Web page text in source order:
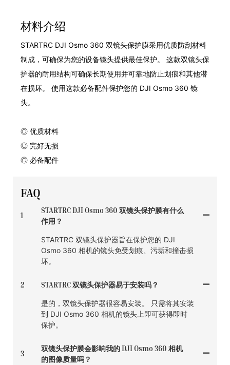
材料介绍
STARTRC DJI Osmo 360 双镜头保护膜采用优质防刮材料
制成，可确保为您的设备镜头提供最佳保护。 这款双镜头保
护器的耐用结构可确保长期使用并可靠地防止划痕和其他潜
在损坏。 使用这款必备配件保护您的 DJI Osmo 360 镜
头。
◎ 优质材料
◎ 完好无损
◎ 必备配件
FAQ
1
STARTRC DJI Osmo 360 双镜头保护膜有什么
作用？
STARTRC 双镜头保护器旨在保护您的 DJI
Osmo 360 相机的镜头免受划痕、污垢和撞击损
坏。
2 STARTRC 双镜头保护器易于安装吗？
是的，双镜头保护器很容易安装。 只需将其安装
到 DJI Osmo 360 相机的镜头上即可获得即时
保护。
3
双镜头保护膜会影响我的 DJI Osmo 360 相机
的图像质量吗？